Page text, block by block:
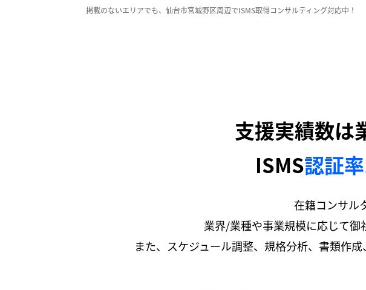
掲載のないエリアでも、仙台市宮城野区周辺でISMS取得コンサルティング対応中！
支援実績数は
ISMS認証
在籍コンサル
業界/業種や事業規模に応じて御
また、スケジュール調整、規格分析、書類作